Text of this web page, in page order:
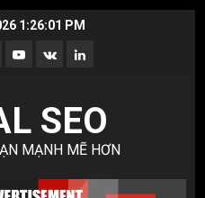
1:26:02 PM
Youtube
VK LinkedIn
SEO
MẠNH MẼ HƠN